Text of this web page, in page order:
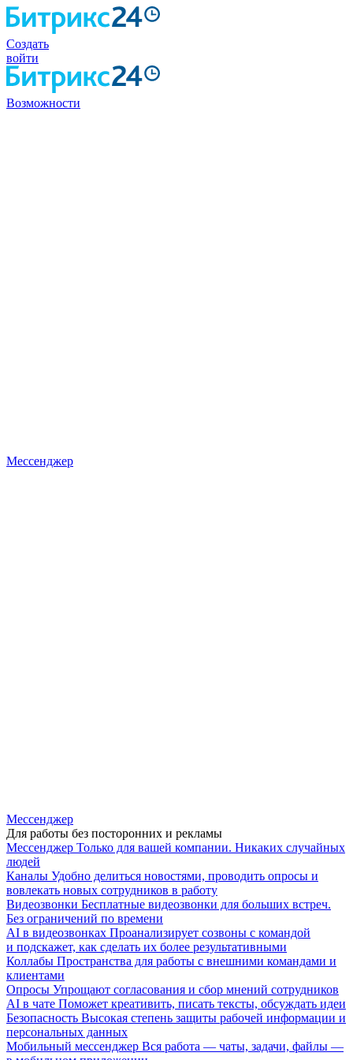
Создать
войти
Возможности
Мессенджер
Мессенджер
Для работы без посторонних и рекламы
Мессенджер Только для вашей компании. Никаких случайных
людей
Каналы Удобно делиться новостями, проводить опросы и
вовлекать новых сотрудников в работу
Видеозвонки Бесплатные видеозвонки для больших встреч.
Без ограничений по времени
AI в видеозвонках Проанализирует созвоны с командой
и подскажет, как сделать их более результативными
Коллабы Пространства для работы с внешними командами и
клиентами
Опросы Упрощают согласования и сбор мнений сотрудников
AI в чате Поможет креативить, писать тексты, обсуждать идеи
Безопасность Высокая степень защиты рабочей информации и
персональных данных
Мобильный мессенджер Вся работа — чаты, задачи, файлы —